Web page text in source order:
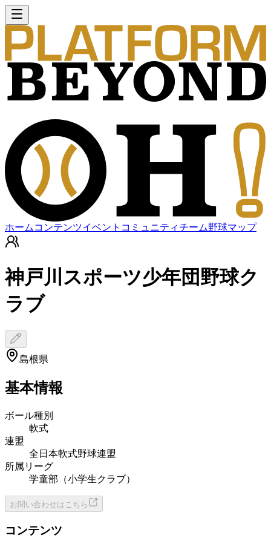
ホーム コンテンツイベント コミュニティチーム野球マップ
神戸川スポーツ少年団野球ク
ラブ
島根県
基本情報
ボール種別
軟式
連盟
全日本軟式野球連盟
所属リーグ
学童部（小学生クラブ）
お問い合わせはこちら
コンテンツ